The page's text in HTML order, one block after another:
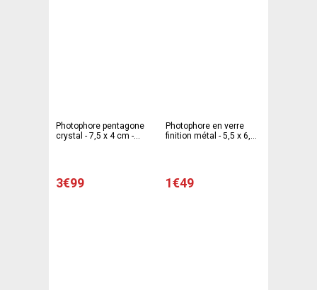
Photophore pentagone
crystal - 7,5 x 4 cm -
3€99
Photophore en verre
finition métal - 5,5 x 6,7
1€49